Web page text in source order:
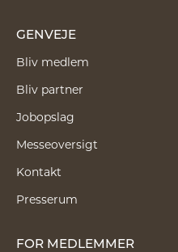
GENVEJE
Bliv medlem
Bliv partner
Jobopslag
Messeoversigt
Kontakt
Presserum
FOR MEDLEMMER